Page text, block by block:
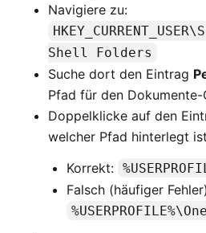
Navigiere zu:
Shell Folders
Suche dort den Eintrag
Pfad für den Dokumente-
Doppelklicke auf den
welcher Pfad hinterlegt
Korrekt:
Falsch (häufiger